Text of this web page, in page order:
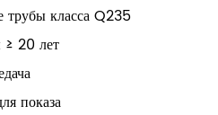
класса Q235
≥ 20 лет
показа